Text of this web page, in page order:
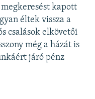
kapott
éltek vissza a
csalások elkövetői
még a házát is
járó pénz